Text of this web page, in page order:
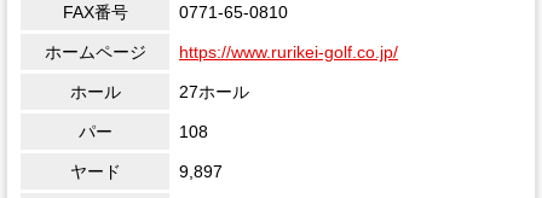
FAX番号 0771-65-0810
ホームページ https://www.rurikei-golf.co.jp/
ホール 27ホール
パー 108
ヤード 9,897